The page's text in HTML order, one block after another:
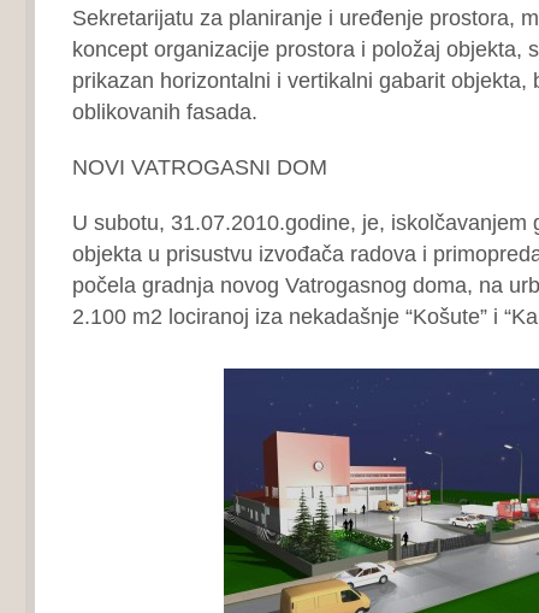
Sekretarijatu za planiranje i uređenje prostora,
koncept organizacije prostora i položaj objekta,
prikazan horizontalni i vertikalni gabarit objekta,
oblikovanih fasada.
NOVI VATROGASNI DOM
U subotu, 31.07.2010.godine, je, iskolčavanjem
objekta u prisustvu izvođača radova i
počela gradnja novog Vatrogasnog doma, na
2.100 m2 lociranoj iza nekadašnje “Košute” i